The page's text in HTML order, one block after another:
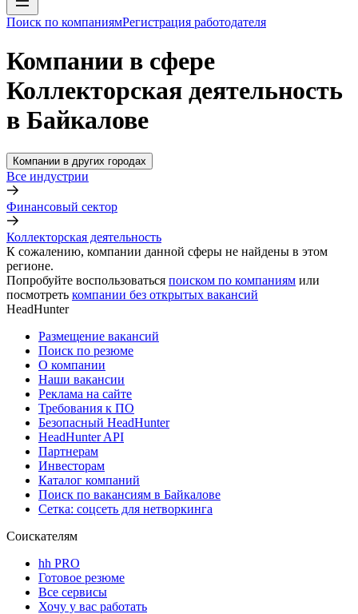
Поиск по компаниямРегистрация работодателя
Компании в сфере
Коллекторская деятельность
в Байкалове
Компании в других городах
Все индустрии
Финансовый сектор
Коллекторская деятельность
К сожалению, компании данной сферы не найдены в этом
регионе.
Попробуйте воспользоваться поиском по компаниям или
посмотреть компании без открытых вакансий
HeadHunter
Размещение вакансий
Поиск по резюме
О компании
Наши вакансии
Реклама на сайте
Требования к ПО
Безопасный HeadHunter
HeadHunter API
Партнерам
Инвесторам
Каталог компаний
Поиск по вакансиям в Байкалове
Сетка: соцсеть для нетворкинга
Соискателям
hh PRO
Готовое резюме
Все сервисы
Хочу у вас работать